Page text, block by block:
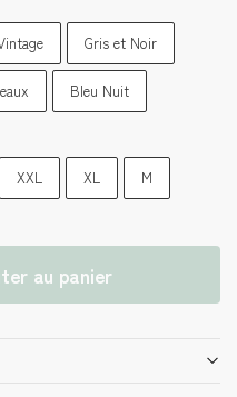
Gris et Noir
Bleu Nuit
XXL XL
M
au panier